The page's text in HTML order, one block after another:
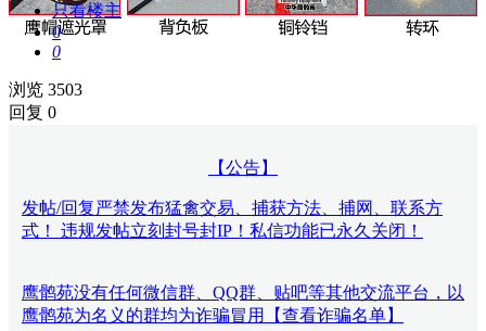
只看楼主
0
0
浏览 3503
回复 0
【公告】
发帖/回复严禁发布猛禽交易、捕获方法、捕网、联系方
式！ 违规发帖立刻封号封IP！私信功能已永久关闭！
鹰鹘苑没有任何微信群、QQ群、贴吧等其他交流平台，以
鹰鹘苑为名义的群均为诈骗冒用【查看诈骗名单】